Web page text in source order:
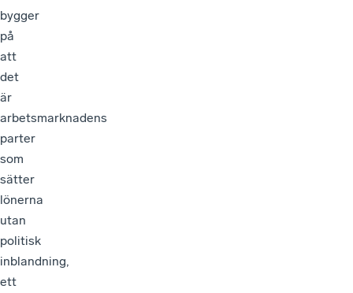
bygger
på
att
det
är
arbetsmarknadens
parter
som
sätter
lönerna
utan
politisk
inblandning,
ett